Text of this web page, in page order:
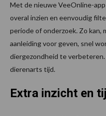
Met de nieuwe VeeOnline-
overal inzien en eenvoudig
periode of onderzoek. Zo kan,
aanleiding voor geven, snel
diergezondheid te
dierenarts tijd.
Extra inzicht en